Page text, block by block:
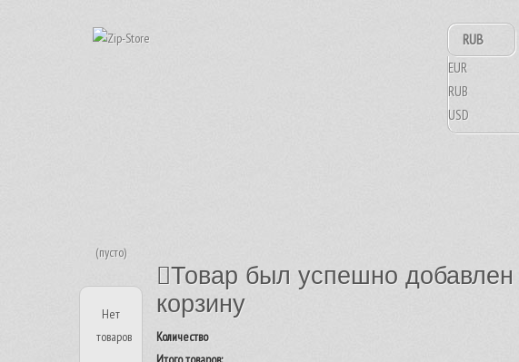
RUB
EUR
RUB
USD
(пусто)
Нет
товаров
Товар был успешно
корзину
Количество